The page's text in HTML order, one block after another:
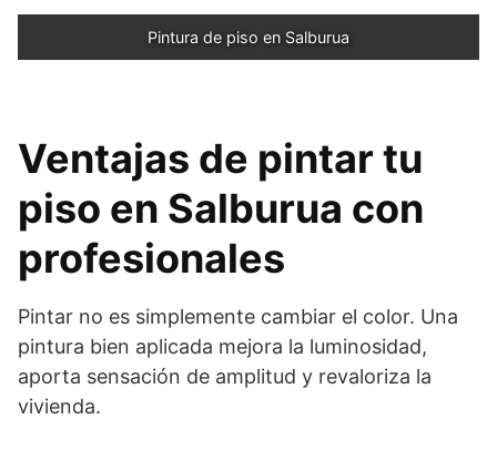
Pintura de piso en Salburua
Ventajas de pintar tu
piso en Salburua con
profesionales
Pintar no es simplemente cambiar el color. Una
pintura bien aplicada mejora la luminosidad,
aporta sensación de amplitud y revaloriza la
vivienda.